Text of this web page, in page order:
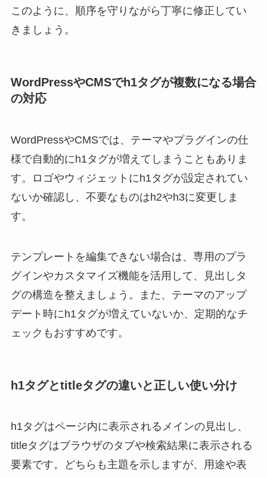
このように、順序を守りながら丁寧に修正してい
きましょう。
WordPressやCMSでh1タグが複数になる場合
の対応
WordPressやCMSでは、テーマやプラグインの仕
様で自動的にh1タグが増えてしまうこともありま
す。ロゴやウィジェットにh1タグが設定されてい
ないか確認し、不要なものはh2やh3に変更しま
す。
テンプレートを編集できない場合は、専用のプラ
グインやカスタマイズ機能を活用して、見出しタ
グの構造を整えましょう。また、テーマのアップ
デート時にh1タグが増えていないか、定期的なチ
ェックもおすすめです。
h1タグとtitleタグの違いと正しい使い分け
h1タグはページ内に表示されるメインの見出し、
titleタグはブラウザのタブや検索結果に表示される
要素です。どちらも主題を示しますが、用途や表